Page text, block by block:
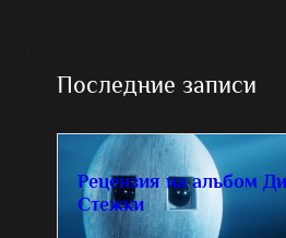
Последние записи
Рецензия на альбом
Стежки